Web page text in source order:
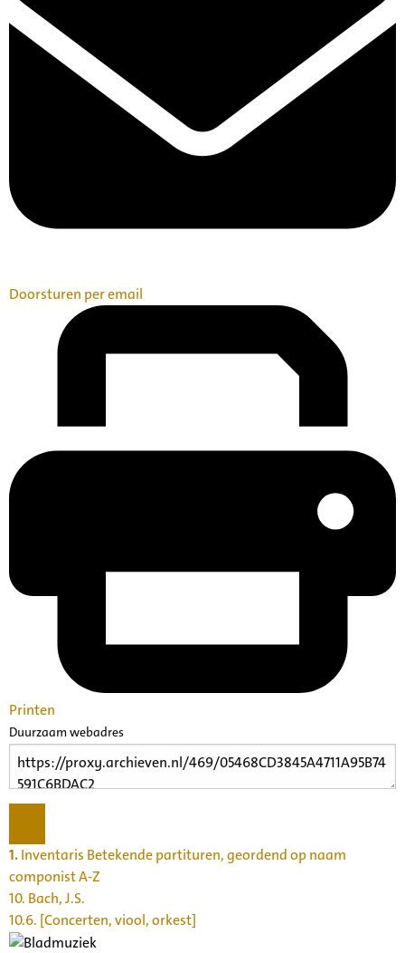
Doorsturen per email
Printen
Duurzaam webadres
1.Inventaris Betekende partituren, geordend op naam
componist A-Z
10. Bach, J.S.
10.6. [Concerten, viool, orkest]